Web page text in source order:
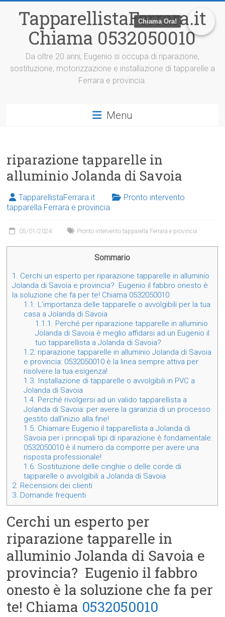
TapparellistaFerrara.it
Chiama 0532050010
Da oltre 20 anni, Eugenio si occupa di riparazione,
sostituzione, motorizzazione e installazione di tapparelle a
Ferrara e provincia.
Menu
riparazione tapparelle in
alluminio Jolanda di Savoia
TapparellistaFerrara.it
Pronto intervento
tapparella Ferrara e provincia
05/01/2024 Pronto intervento tapparella Ferrara e provincia
Sommario
1. Cerchi un esperto per riparazione tapparelle in alluminio
Jolanda di Savoia e provincia? Eugenio il fabbro onesto è
la soluzione che fa per te! Chiama 0532050010
1.1. L’importanza delle tapparelle o avvolgibili per la tua
casa a Jolanda di Savoia
1.1.1. Perché per riparazione tapparelle in alluminio
Jolanda di Savoia è meglio affidarsi ad un Eugenio il
tuo tapparellista a Jolanda di Savoia?
1.2. riparazione tapparelle in alluminio Jolanda di Savoia
e provincia: 0532050010 è la linea sempre attiva per
risolvere la tua esigenza!
1.3. Installazione di tapparelle o avvolgibili in PVC a
Jolanda di Savoia
1.4. Perché rivolgersi ad un valido tapparellista a
Jolanda di Savoia: per avere la garanzia di un processo
gestito dall’inizio alla fine!
1.5. Chiamare Eugenio il tapparellista a Jolanda di
Savoia per i principali tipi di riparazione è fondamentale:
0532050010 è il numero da comporre per avere una
risposta professionale!
1.6. Sostituzione delle cinghie o delle corde di
tapparelle o avvolgibili a Jolanda di Savoia
2. Recensioni dei clienti
3. Domande frequenti
Cerchi un esperto per
riparazione tapparelle in
alluminio Jolanda di Savoia e
provincia? Eugenio il fabbro
onesto è la soluzione che fa per
te! Chiama 0532050010
Chiama Ora!